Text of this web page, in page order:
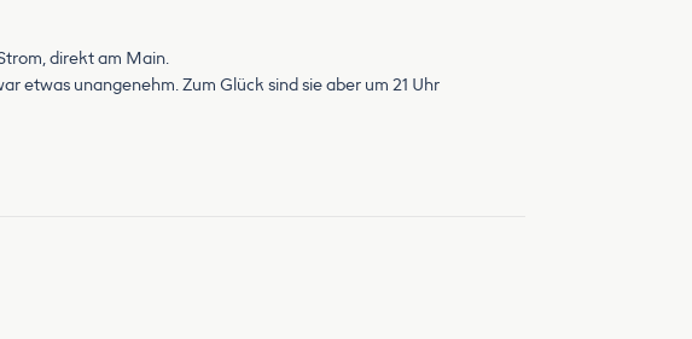
direkt am Main.
etwas unangenehm. Zum Glück sind sie aber um 21 Uhr